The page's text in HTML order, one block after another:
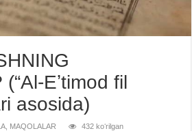
Eʼtimod fil
asosida)
MAQOLALAR 432 koʻrilgan